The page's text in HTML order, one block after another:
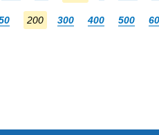
200 300 400 500